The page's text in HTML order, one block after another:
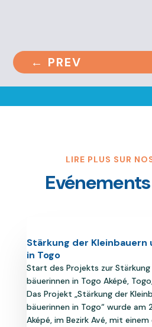
← PREV
LIRE PLUS SUR
Stärkung der
in Togo
Start des Projekts zur
bäuerinnen in Togo Aképé,
Das Projekt „Stärkung der
bäuerinnen in Togo“ wurde am
Aképé, im Bezirk Avé, mit